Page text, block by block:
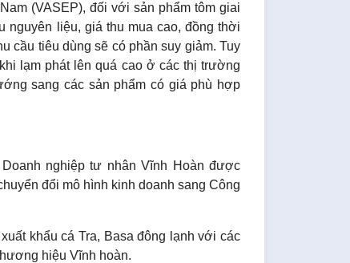
(VASEP), đối với sản phẩm tôm giai
liệu, giá thu mua cao, đồng thời
cầu tiêu dùng sẽ có phần suy giảm. Tuy
lạm phát lên quá cao ở các thị trường
sang các sản phẩm có giá phù hợp
nghiệp tư nhân Vĩnh Hoàn được
đổi mô hình kinh doanh sang Công
khẩu cá Tra, Basa đông lạnh với các
hiệu Vĩnh hoàn.